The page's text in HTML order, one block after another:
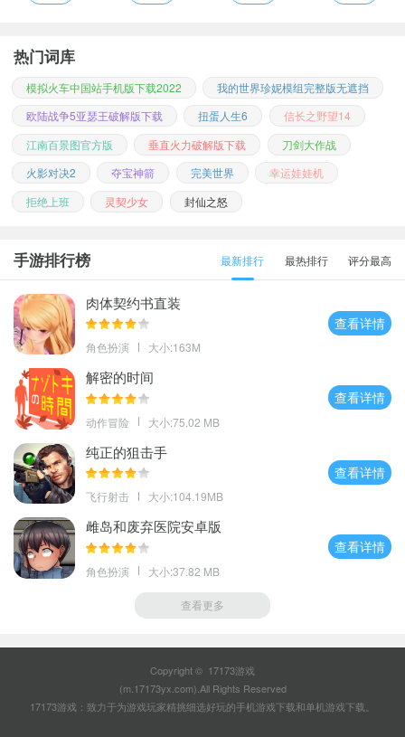
热门词库
模拟火车中国站手机版下载2022
我的世界珍妮模组完整版无遮挡
欧陆战争5亚瑟王破解版下载
扭蛋人生6
信长之野望14
江南百景图官方版
垂直火力破解版下载
刀剑大作战
火影对决2
夺宝神箭 完美世界
幸运娃娃机
拒绝上班
灵契少女 封仙之怒
手游排行榜 最新排行 最热排行 评分最高
肉体契约书直装
角色扮演 大小:163M
查看详情
解密的时间
动作冒险 大小:75.02 MB
查看详情
纯正的狙击手
飞行射击 大小:104.19MB
查看详情
雌岛和废弃医院安卓版
角色扮演 大小:37.82 MB
查看详情
查看更多
Copyright © 17173游戏
(m.17173yx.com).All Rights Reserved
17173游戏：致力于为游戏玩家精挑细选好玩的手机游戏下载和单机游戏下载。